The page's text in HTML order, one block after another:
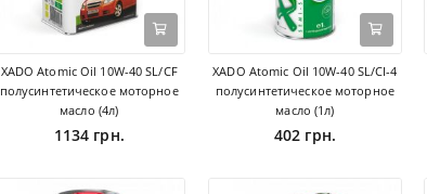
XADO Atomic Oil 10W-40 SL/CF
полусинтетическое моторное
масло (4л)
1134 грн.
XADO Atomic Oil 10W-40 SL/CI-4
полусинтетическое моторное
масло (1л)
402 грн.